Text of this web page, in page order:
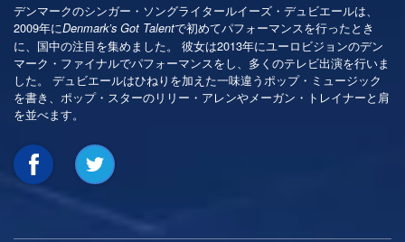
デンマークのシンガー・ソングライタールイーズ・デュビエールは、
2009年にDenmark’s Got Talentで初めてパフォーマンスを行ったとき
に、国中の注目を集めました。 彼女は2013年にユーロビジョンのデン
マーク・ファイナルでパフォーマンスをし、多くのテレビ出演を行いま
した。 デュビエールはひねりを加えた一味違うポップ・ミュージック
を書き、ポップ・スターのリリー・アレンやメーガン・トレイナーと肩
を並べます。